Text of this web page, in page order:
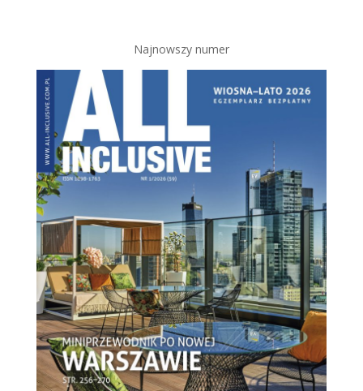
Najnowszy numer